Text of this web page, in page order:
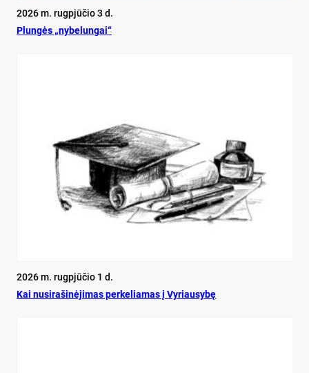
2026 m. rugpjūčio 3 d.
Plun­gės „ny­be­lun­gai“
2026 m. rugpjūčio 1 d.
Kai nu­si­ra­ši­nė­ji­mas per­ke­lia­mas į Vy­riau­sy­bę